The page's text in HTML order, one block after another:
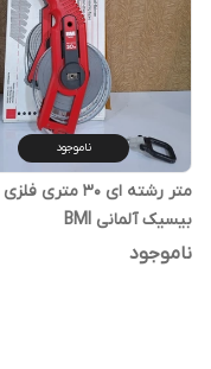
ناموجود
بیسیک آلمانی BMI
ناموجود